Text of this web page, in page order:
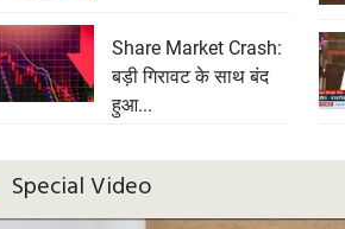
Share Market Crash:
बड़ी गिरावट के साथ बंद
हुआ...
Special Video